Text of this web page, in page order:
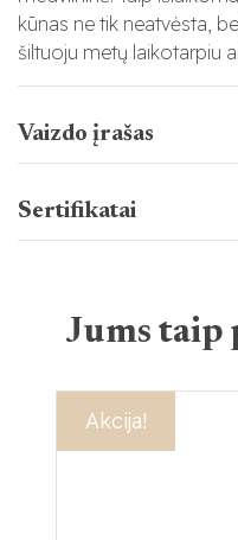
kūnas ne tik neatvėsta,
šiltuoju metų laikotarpiu
Vaizdo įrašas
Sertifikatai
Jums taip
Akcija!